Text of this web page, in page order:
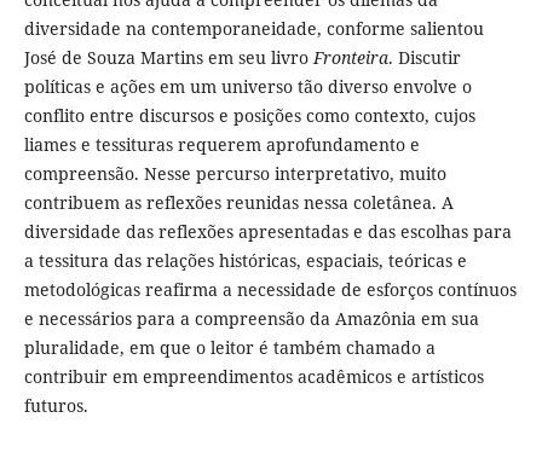
diversidade na contemporaneidade, conforme salientou
José de Souza Martins em seu livro Fronteira. Discutir
políticas e ações em um universo tão diverso envolve o
conflito entre discursos e posições como contexto, cujos
liames e tessituras requerem aprofundamento e
compreensão. Nesse percurso interpretativo, muito
contribuem as reflexões reunidas nessa coletânea. A
diversidade das reflexões apresentadas e das escolhas para
a tessitura das relações históricas, espaciais, teóricas e
metodológicas reafirma a necessidade de esforços contínuos
e necessários para a compreensão da Amazônia em sua
pluralidade, em que o leitor é também chamado a
contribuir em empreendimentos acadêmicos e artísticos
futuros.